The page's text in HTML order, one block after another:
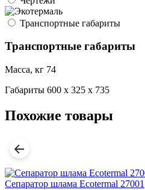
Транспортные габариты
Транспортные габариты
Масса, кг 74
Габариты 600 x 325 x 735
Похожие товары
Сепаратор шлама Ecotermal 27001